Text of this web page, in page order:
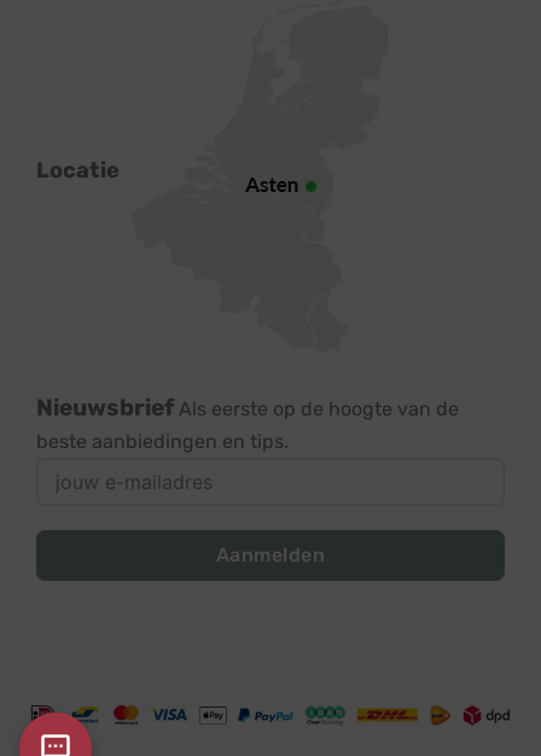
Locatie
Nieuwsbrief Als eerste op de hoogte van de
beste aanbiedingen en tips.
Aanmelden